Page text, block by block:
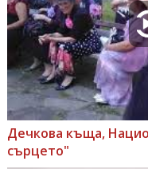
Дечкова къща,
сърцето"